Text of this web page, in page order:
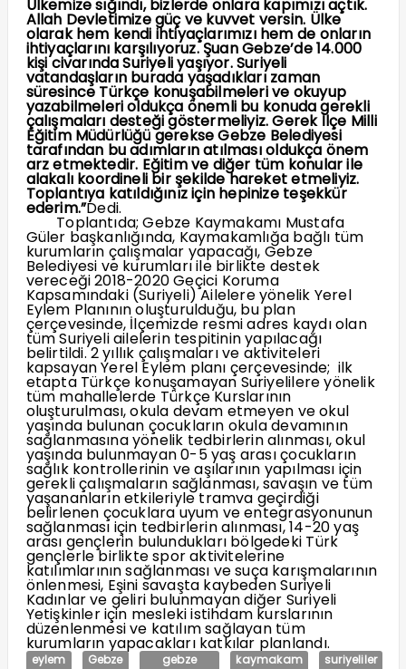
Ülkemize sığındı, bizlerde onlara kapımızı açtık.
Allah Devletimize güç ve kuvvet versin. Ülke
olarak hem kendi ihtiyaçlarımızı hem de onların
ihtiyaçlarını karşılıyoruz. Şuan Gebze’de 14.000
kişi civarında Suriyeli yaşıyor. Suriyeli
vatandaşların burada yaşadıkları zaman
süresince Türkçe konuşabilmeleri ve okuyup
yazabilmeleri oldukça önemli bu konuda gerekli
çalışmaları desteği göstermeliyiz. Gerek İlçe Milli
Eğitim Müdürlüğü gerekse Gebze Belediyesi
tarafından bu adımların atılması oldukça önem
arz etmektedir. Eğitim ve diğer tüm konular ile
alakalı koordineli bir şekilde hareket etmeliyiz.
Toplantıya katıldığınız için hepinize teşekkür
ederim.”Dedi.
Toplantıda; Gebze Kaymakamı Mustafa
Güler başkanlığında, Kaymakamlığa bağlı tüm
kurumların çalışmalar yapacağı, Gebze
Belediyesi ve kurumları ile birlikte destek
vereceği 2018-2020 Geçici Koruma
Kapsamındaki (Suriyeli) Ailelere yönelik Yerel
Eylem Planının oluşturulduğu, bu plan
çerçevesinde, İlçemizde resmi adres kaydı olan
tüm Suriyeli ailelerin tespitinin yapılacağı
belirtildi. 2 yıllık çalışmaları ve aktiviteleri
kapsayan Yerel Eylem planı çerçevesinde; ilk
etapta Türkçe konuşamayan Suriyelilere yönelik
tüm mahallelerde Türkçe Kurslarının
oluşturulması, okula devam etmeyen ve okul
yaşında bulunan çocukların okula devamının
sağlanmasına yönelik tedbirlerin alınması, okul
yaşında bulunmayan 0-5 yaş arası çocukların
sağlık kontrollerinin ve aşılarının yapılması için
gerekli çalışmaların sağlanması, savaşın ve tüm
yaşananların etkileriyle tramva geçirdiği
belirlenen çocuklara uyum ve entegrasyonunun
sağlanması için tedbirlerin alınması, 14-20 yaş
arası gençlerin bulundukları bölgedeki Türk
gençlerle birlikte spor aktivitelerine
katılımlarının sağlanması ve suça karışmalarının
önlenmesi, Eşini savaşta kaybeden Suriyeli
Kadınlar ve geliri bulunmayan diğer Suriyeli
Yetişkinler için mesleki istihdam kurslarının
düzenlenmesi ve katılım sağlayan tüm
kurumların yapacakları katkılar planlandı.
eylem
Gebze
gebze
kaymakam
suriyeliler